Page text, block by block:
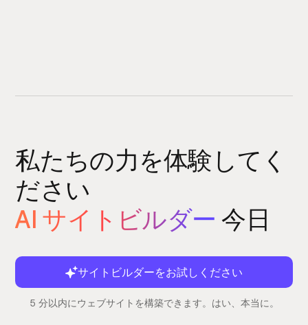
私たちの力を体験してく
ださい
AI サイトビルダー 今日
サイトビルダーをお試しください
5 分以内にウェブサイトを構築できます。はい、本当に。